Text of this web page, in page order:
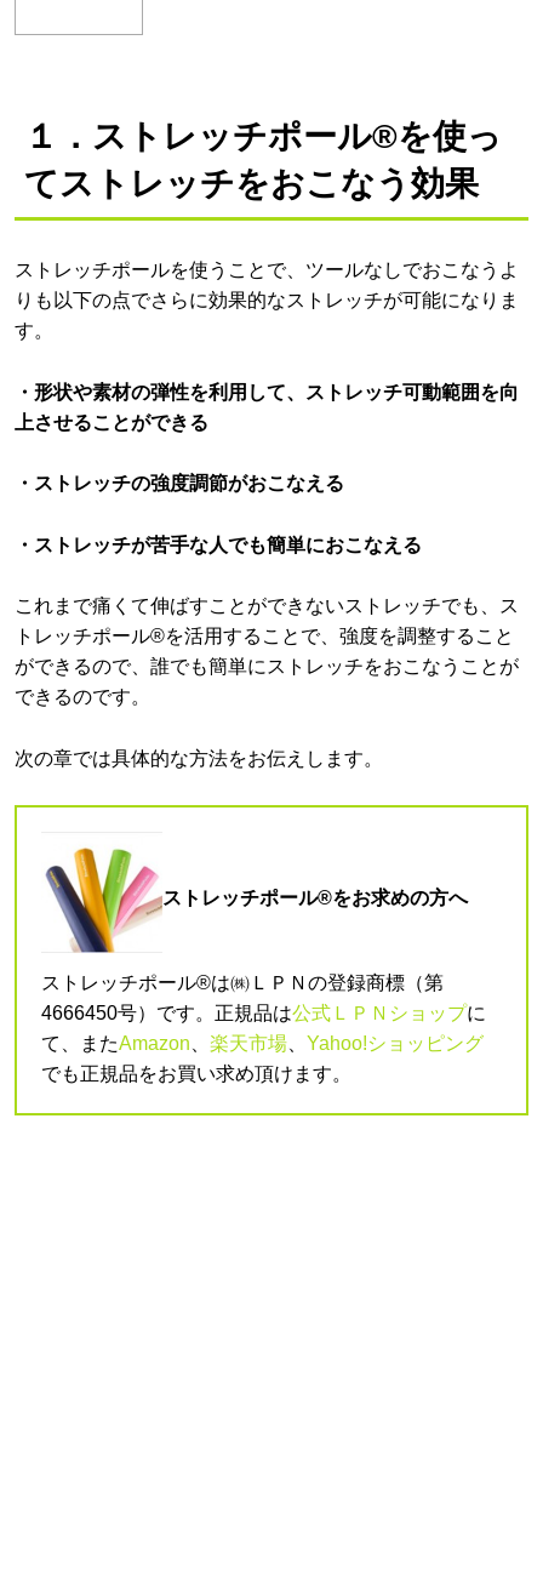
１．ストレッチポール®を使っ
てストレッチをおこなう効果
ストレッチポールを使うことで、ツールなしでおこなうよ
りも以下の点でさらに効果的なストレッチが可能になりま
す。
・形状や素材の弾性を利用して、ストレッチ可動範囲を向
上させることができる
・ストレッチの強度調節がおこなえる
・ストレッチが苦手な人でも簡単におこなえる
これまで痛くて伸ばすことができないストレッチでも、ス
トレッチポール®を活用することで、強度を調整すること
ができるので、誰でも簡単にストレッチをおこなうことが
できるのです。
次の章では具体的な方法をお伝えします。
ストレッチポール®をお求めの方へ
ストレッチポール®は㈱ＬＰＮの登録商標（第
4666450号）です。正規品は公式ＬＰＮショップに
て、またAmazon 楽天市場
Yahoo!ショッピング
でも正規品をお買い求め頂けます。